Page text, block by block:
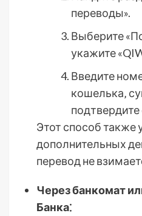
переводы».
Выберите
укажите
Введите
кошелька‚
Этот способ также
дополнительных
перевод не
Через банкомат
Банка⁚